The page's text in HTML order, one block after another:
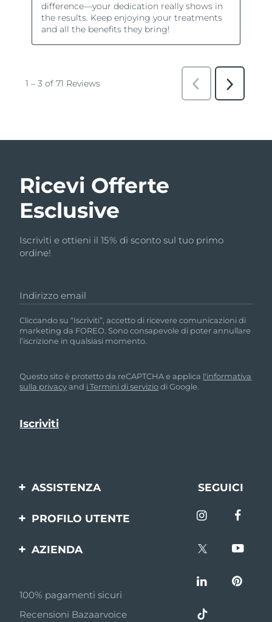
Ricevi Offerte
Esclusive
Iscriviti e ottieni il 15% di sconto sul tuo primo
ordine!
Indirizzo email
Cliccando su “Iscriviti”, accetto di ricevere comunicazioni di
marketing da FOREO. Sono consapevole di poter annullare
l’iscrizione in qualsiasi momento.
Questo sito è protetto da reCAPTCHA e applica l'informativa
sulla privacyand i Termini di serviziodi Google.
ASSISTENZA
Contattaci
batteria
SEGUICI
PROFILO UTENTE
prodotto
AZIENDA
Affiliazione
100% pagamenti sicuri
Recensioni Bazaarvoice